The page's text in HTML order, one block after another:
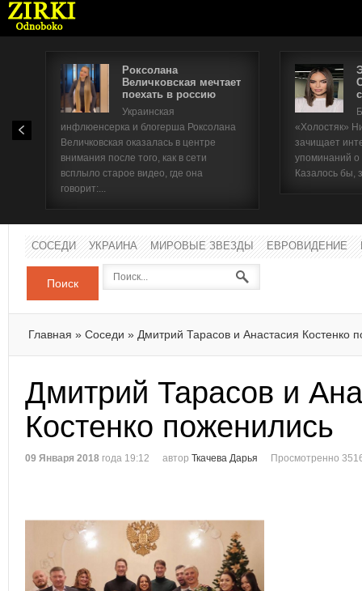
Роксолана
Величковская мечтает
поехать в россию
Украинская
инфлюенсерка и блогерша Роксолана
Величковская оказалась в центре
внимания после того, как в сети
всплыло старое видео, где она
говорит:...
«Холостяк»
зачищает
упоминаний
Казалось бы,
СОСЕДИ УКРАИНА МИРОВЫЕ ЗВЕЗДЫ ЕВРОВИДЕНИЕ
Поиск
Главная » Соседи » Дмитрий Тарасов и Анастасия Костенко
Дмитрий Тарасов и
Костенко поженились
09 Января 2018 года 19:12 автор Ткачева Дарья Просмотренно
Имя